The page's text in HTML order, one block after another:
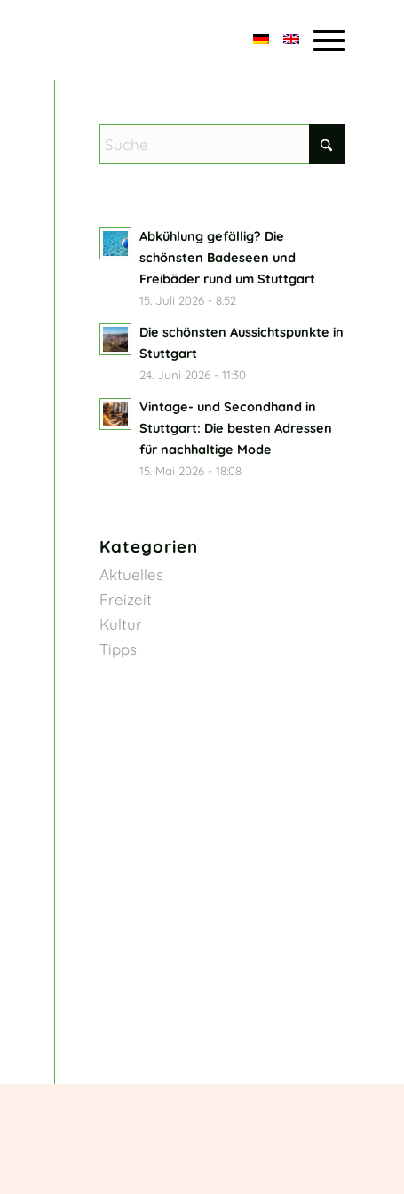
Abkühlung gefällig? Die
schönsten Badeseen und
Freibäder rund um Stuttgart
15. Juli 2026 - 8:52
Die schönsten Aussichtspunkte in
Stuttgart
24. Juni 2026 - 11:30
Vintage- und Secondhand in
Stuttgart: Die besten Adressen
für nachhaltige Mode
15. Mai 2026 - 18:08
Kategorien
Aktuelles
Freizeit
Kultur
Tipps